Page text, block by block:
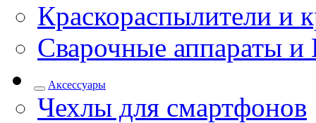
Краскораспылители и
Сварочные аппараты и
Аксессуары
Чехлы для смартфонов